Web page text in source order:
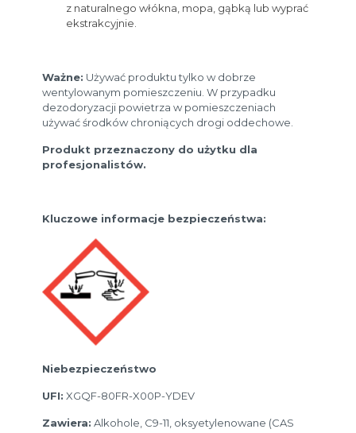
z naturalnego włókna, mopa, gąbką lub wyprać
ekstrakcyjnie.
Ważne: Używać produktu tylko w dobrze
wentylowanym pomieszczeniu. W przypadku
dezodoryzacji powietrza w pomieszczeniach
używać środków chroniących drogi oddechowe.
Produkt przeznaczony do użytku dla
profesjonalistów.
Kluczowe informacje bezpieczeństwa:
Niebezpieczeństwo
UFI: XGQF-80FR-X00P-YDEV
Zawiera: Alkohole, C9-11, oksyetylenowane (CAS